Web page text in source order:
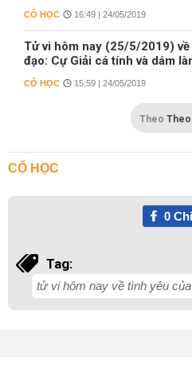
CỔ HỌC 16:49 | 24/05/2019
Tử vi hôm nay (25/5/2019)
đạo: Cự Giải cá tính và dám
CỔ HỌC 15:59 | 24/05/2019
Theo Theo
CỔ HỌC
0
Tag:
tử vi hôm nay về tình yêu